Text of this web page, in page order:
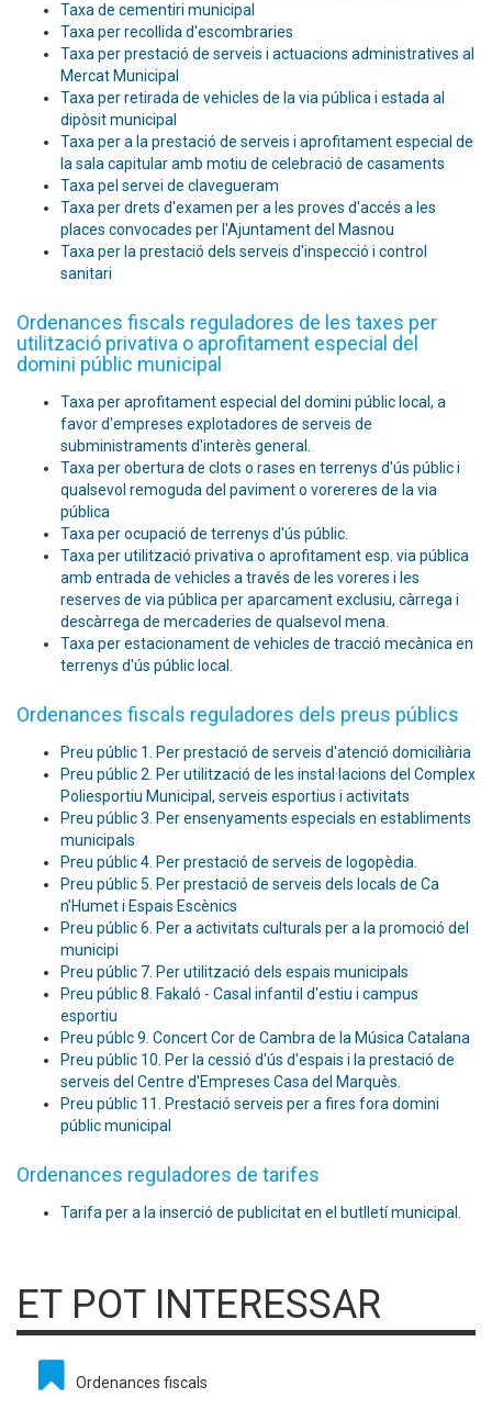
Taxa de cementiri municipal
Taxa per recollida d'escombraries
Taxa per prestació de serveis i actuacions administratives al
Mercat Municipal
Taxa per retirada de vehicles de la via pública i estada al
dipòsit municipal
Taxa per a la prestació de serveis i aprofitament especial de
la sala capitular amb motiu de celebració de casaments
Taxa pel servei de clavegueram
Taxa per drets d'examen per a les proves d'accés a les
places convocades per l'Ajuntament del Masnou
Taxa per la prestació dels serveis d'inspecció i control
sanitari
Ordenances fiscals reguladores de les taxes per
utilització privativa o aprofitament especial del
domini públic municipal
Taxa per aprofitament especial del domini públic local, a
favor d'empreses explotadores de serveis de
subministraments d'interès general
Taxa per obertura de clots o rases en terrenys d'ús públic i
qualsevol remoguda del paviment o vorereres de la via
pública
Taxa per ocupació de terrenys d'ús públic
Taxa per utilització privativa o aprofitament esp. via pública
amb entrada de vehicles a través de les voreres i les
reserves de via pública per aparcament exclusiu, càrrega i
descàrrega de mercaderies de qualsevol mena.
Taxa per estacionament de vehicles de tracció mecànica en
terrenys d'ús públic local
Ordenances fiscals reguladores dels preus públics
Preu públic 1. Per prestació de serveis d'atenció domiciliària
Preu públic 2. Per utilització de les instal·lacions del Complex
Poliesportiu Municipal, serveis esportius i activitats
Preu públic 3. Per ensenyaments especials en establiments
municipals
Preu públic 4. Per prestació de serveis de logopèdia.
Preu públic 5. Per prestació de serveis dels locals de Ca
n'Humet i Espais Escènics
Preu públic 6. Per a activitats culturals per a la promoció del
municipi
Preu públic 7. Per utilització dels espais municipals
Preu públic 8. Fakaló - Casal infantil d'estiu i campus
esportiu
Preu públc 9. Concert Cor de Cambra de la Música Catalana
Preu públic 10. Per la cessió d'ús d'espais i la prestació de
serveis del Centre d'Empreses Casa del Marquès.
Preu públic 11. Prestació serveis per a fires fora domini
públic municipal
Ordenances reguladores de tarifes
Tarifa per a la inserció de publicitat en el butlletí municipal.
ET POT INTERESSAR
Ordenances fiscals